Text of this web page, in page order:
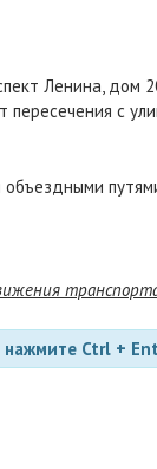
Ленина, дом
с
объездными
Ctrl +